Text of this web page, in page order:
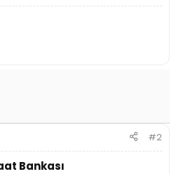
#2
Bankası